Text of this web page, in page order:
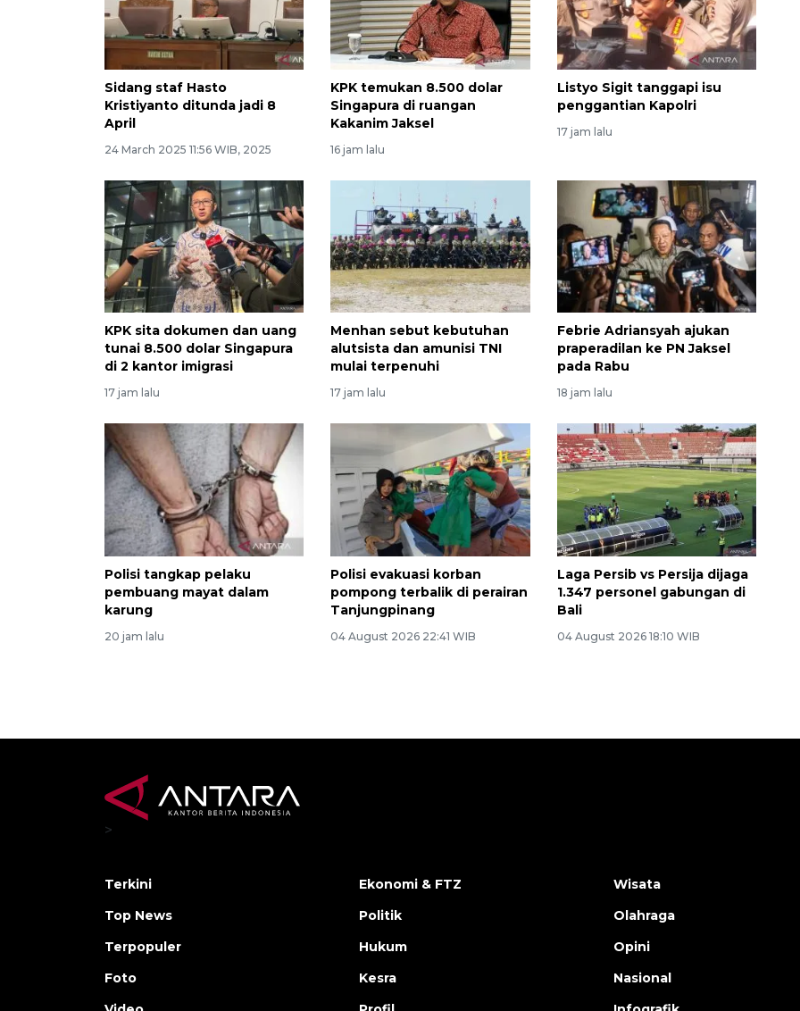
Sidang staf Hasto
Kristiyanto ditunda jadi 8
April
24 March 2025 11:56 WIB, 2025
KPK temukan 8.500 dolar
Singapura di ruangan
Kakanim Jaksel
16 jam lalu
Listyo Sigit tanggapi isu
penggantian Kapolri
17 jam lalu
KPK sita dokumen dan uang
tunai 8.500 dolar Singapura
di 2 kantor imigrasi
17 jam lalu
Menhan sebut kebutuhan
alutsista dan amunisi TNI
mulai terpenuhi
17 jam lalu
Febrie Adriansyah ajukan
praperadilan ke PN Jaksel
pada Rabu
18 jam lalu
Polisi tangkap pelaku
pembuang mayat dalam
karung
20 jam lalu
Polisi evakuasi korban
pompong terbalik di perairan
Tanjungpinang
04 August 2026 22:41 WIB
Laga Persib vs Persija dijaga
1.347 personel gabungan di
Bali
04 August 2026 18:10 WIB
>
Terkini
Top News
Terpopuler
Foto
Ekonomi & FTZ
Politik
Hukum
Kesra
Wisata
Olahraga
Opini
Nasional